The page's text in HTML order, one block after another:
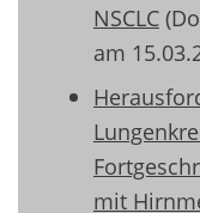
NSCLC
am
mit